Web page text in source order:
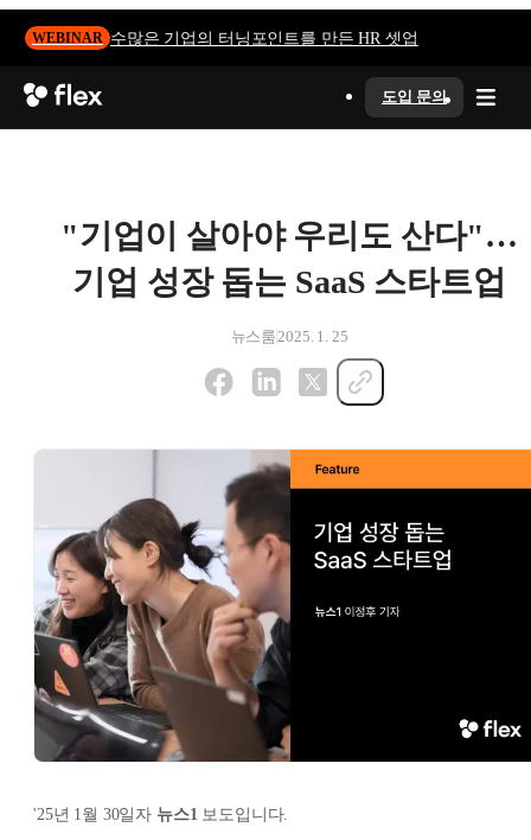
WEBINAR 수많은 기업의 터닝포인트를 만든 HR 셋업
도입 문의
"기업이 살아야 우리도 산다"…
기업 성장 돕는 SaaS 스타트업
뉴스룸 2025. 1. 25
'25년 1월 30일자 뉴스1보도입니다.